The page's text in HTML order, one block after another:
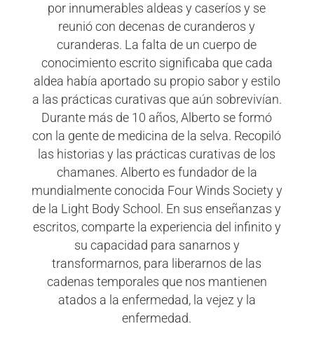
por innumerables aldeas y caseríos y se
reunió con decenas de curanderos y
curanderas. La falta de un cuerpo de
conocimiento escrito significaba que cada
aldea había aportado su propio sabor y estilo
a las prácticas curativas que aún sobrevivían.
Durante más de 10 años, Alberto se formó
con la gente de medicina de la selva. Recopiló
las historias y las prácticas curativas de los
chamanes. Alberto es fundador de la
mundialmente conocida Four Winds Society y
de la Light Body School. En sus enseñanzas y
escritos, comparte la experiencia del infinito y
su capacidad para sanarnos y
transformarnos, para liberarnos de las
cadenas temporales que nos mantienen
atados a la enfermedad, la vejez y la
enfermedad.